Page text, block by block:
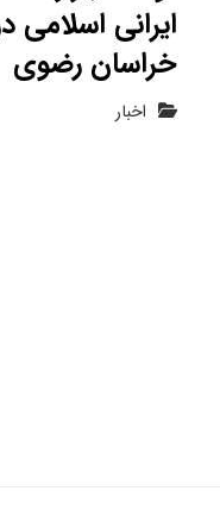
ایرانی اسلامی
خراسان رضوی
اخبار